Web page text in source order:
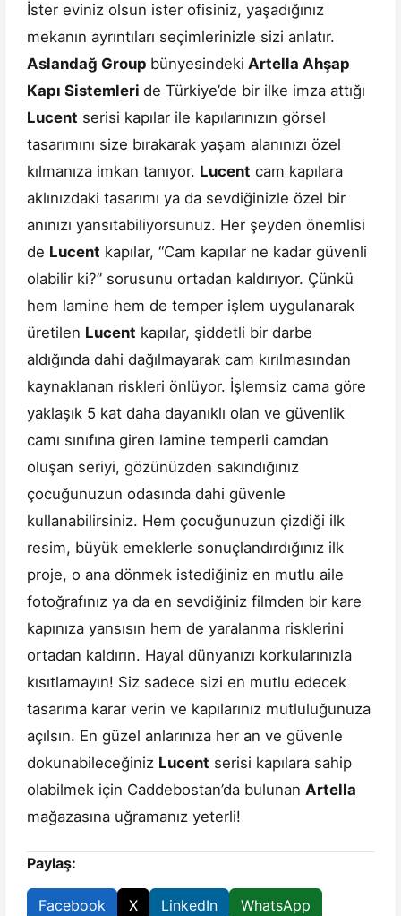
İster eviniz olsun ister ofisiniz, yaşadığınız
mekanın ayrıntıları seçimlerinizle sizi anlatır.
Aslandağ Group bünyesindeki Artella Ahşap
Kapı Sistemleri de Türkiye’de bir ilke imza attığı
Lucent serisi kapılar ile kapılarınızın görsel
tasarımını size bırakarak yaşam alanınızı özel
kılmanıza imkan tanıyor. Lucent cam kapılara
aklınızdaki tasarımı ya da sevdiğinizle özel bir
anınızı yansıtabiliyorsunuz. Her şeyden önemlisi
de Lucent kapılar, “Cam kapılar ne kadar güvenli
olabilir ki?” sorusunu ortadan kaldırıyor. Çünkü
hem lamine hem de temper işlem uygulanarak
üretilen Lucent kapılar, şiddetli bir darbe
aldığında dahi dağılmayarak cam kırılmasından
kaynaklanan riskleri önlüyor. İşlemsiz cama göre
yaklaşık 5 kat daha dayanıklı olan ve güvenlik
camı sınıfına giren lamine temperli camdan
oluşan seriyi, gözünüzden sakındığınız
çocuğunuzun odasında dahi güvenle
kullanabilirsiniz. Hem çocuğunuzun çizdiği ilk
resim, büyük emeklerle sonuçlandırdığınız ilk
proje, o ana dönmek istediğiniz en mutlu aile
fotoğrafınız ya da en sevdiğiniz filmden bir kare
kapınıza yansısın hem de yaralanma risklerini
ortadan kaldırın. Hayal dünyanızı korkularınızla
kısıtlamayın! Siz sadece sizi en mutlu edecek
tasarıma karar verin ve kapılarınız mutluluğunuza
açılsın. En güzel anlarınıza her an ve güvenle
dokunabileceğiniz Lucent serisi kapılara sahip
olabilmek için Caddebostan’da bulunan Artella
mağazasına uğramanız yeterli!
Paylaş:
Facebook X LinkedIn WhatsApp